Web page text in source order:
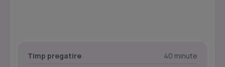
Timp pregatire
40 minute